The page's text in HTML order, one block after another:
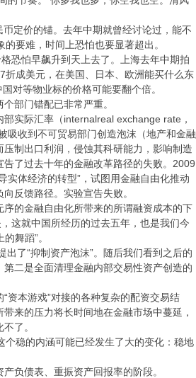
定价的锚。去年中期就曾经讨论过，能不
要难，时间上恐怕也要显著超出。
恐怕早飙升到天上去了。上海去年中期拍
成美元，在美国、日本、欧洲能买什么东
对等物业标的价格可能要翻个倍。
部门错配已非常严重。
实际汇率（internalreal exchange rate，
吸收到不可贸易部门创造泡沫（地产和金融
制出口利润，侵蚀其科研能力，影响制造
了过去十年的金融改革路径的失败。2009
实体经济的转型”，试图用金融自由化推动
反馈路径。实验宣告失败。
的金融自由化所带来的所谓融资成本的下
这就中国所经历的过去五年，也是我们今
舞蹈”。
了“抑制资产泡沫”。随后我们看到之后的
二是全面清理金融内部交易性资产创造的
资本游戏”对接的各种复杂的配资交易结
来的压力将长时间地在金融市场中蔓延，
了。
稳的内涵可能已经发生了大的变化：稳地
负债表、重振资产回报率的阶段。